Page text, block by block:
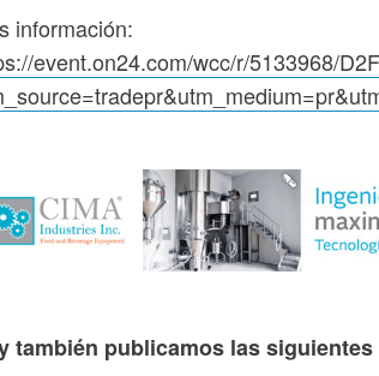
información:
event.on24.com/wcc/r/5133968/
también publicamos las siguientes